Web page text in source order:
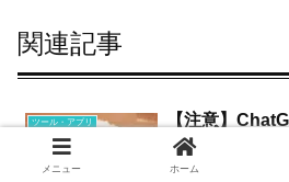
関連記事
ツール・アプリ
【注意】
け方・ここを
用法
メニュー ホーム